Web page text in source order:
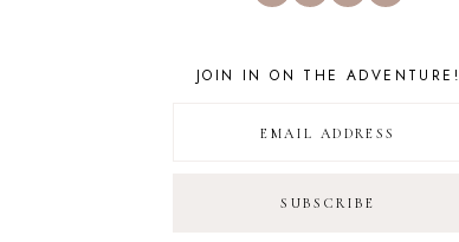
JOIN IN ON THE ADVENTURE!